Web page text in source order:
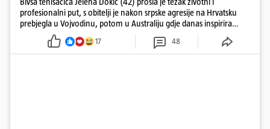
profesionalni put, s obitelji je nakon srpske agresije na Hrvatsku
prebjegla u Vojvodinu, potom u Australiju gdje danas inspirira
17 48